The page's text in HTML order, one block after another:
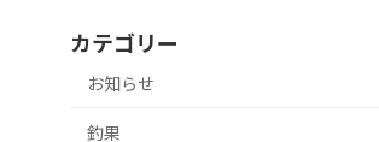
カテゴリー
お知らせ
釣果